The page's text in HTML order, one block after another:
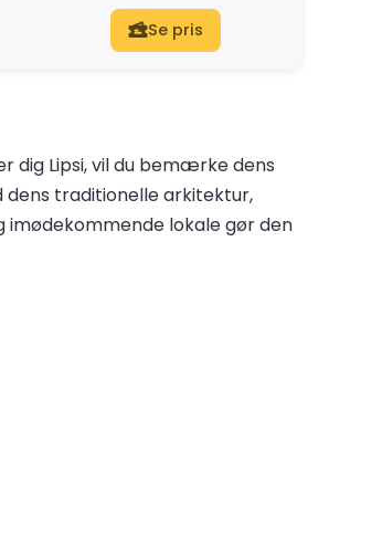
Se pris
dig Lipsi, vil du bemærke dens
dens traditionelle arkitektur,
lokale gør den